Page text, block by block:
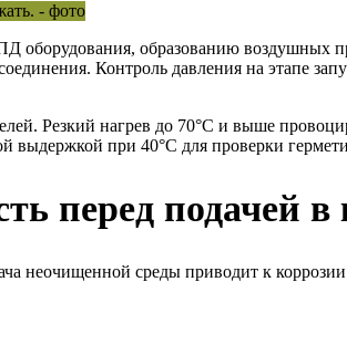
оборудования, образованию воздушных
Контроль давления на этапе
Резкий нагрев до 70°C и выше
при 40°C для проверки
перед подачей в
неочищенной среды приводит к